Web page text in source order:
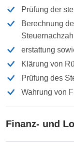
Prüfung der
Berechnung
erstattung
Klärung von
Prüfung des
Wahrung von
Finanz- und